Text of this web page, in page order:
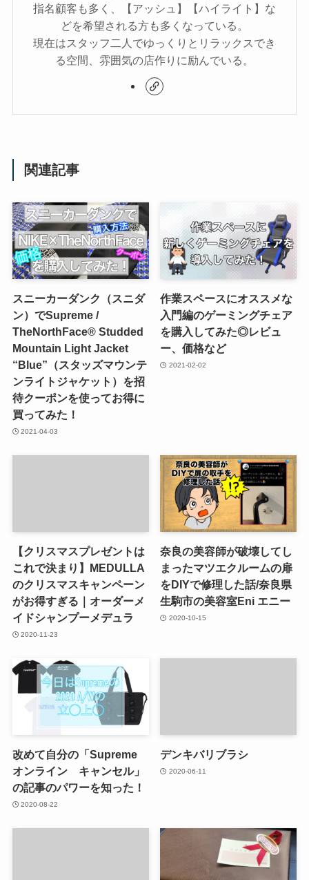
指名顧客も多く、【アッシュ】【ハイライト】な
どを希望される方も多くなっている。
現在はスタッフ二人でゆっくりとリラックスでき
る空間、雰囲気の店作りに励んでいる。
関連記事
スニーカーダンク（スニダ
ン）でSupreme /
TheNorthFace® Studded
Mountain Light Jacket
“Blue”（スタッズマウンテ
ンライトジャケット）を招
待クーポンを使ってお得に
買ってみた！
2021-04-03
作業スペースにオススメな
入門編のゲーミングチェア
を購入してみた◎レビュ
ー、価格など
2021-02-02
【クリスマスプレゼントは
これで決まり】MEDULLA
のクリスマスキャンペーン
がお得すぎる｜オーダーメ
イドシャンプーメデュラ
2020-11-23
奈良の美容師が破壊してし
まったマツエクルームの扉
をDIYで修理した話/奈良県
生駒市の美容室Eni エニー
2020-10-15
改めて自分の「Supreme
オンライン キャンセル」
の記事のパワーを知った！
2020-08-22
デンキバリブラシ
2020-06-11